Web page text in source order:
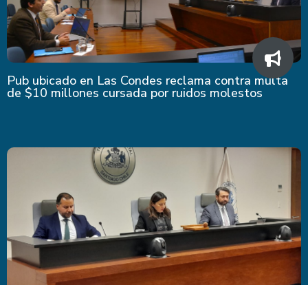
Pub ubicado en Las Condes reclama contra multa
de $10 millones cursada por ruidos molestos